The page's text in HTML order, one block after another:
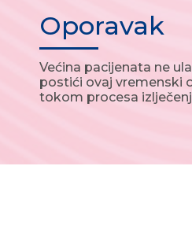
Oporavak
Većina pacijenata ne
postići ovaj vremenski
tokom procesa